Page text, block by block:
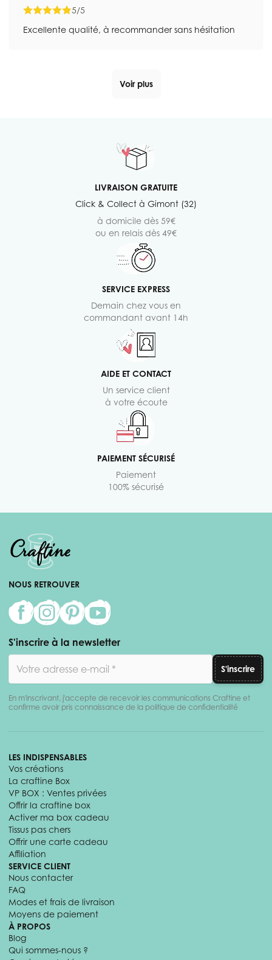
5/5
Excellente qualité, à recommander sans hésitation
Voir plus
LIVRAISON GRATUITE
Click & Collect à Gimont (32)
à domicile dès 59€
ou en relais dès 49€
SERVICE EXPRESS
Demain chez vous en
commandant avant 14h
AIDE ET CONTACT
Un service client
à votre écoute
PAIEMENT SÉCURISÉ
Paiement
100% sécurisé
NOUS RETROUVER
S'inscrire à la newsletter
S'inscrire
En m'inscrivant, j'accepte de recevoir les communications Craftine et
confirme avoir pris connaissance de la politique de confidentialité
LES INDISPENSABLES
Vos créations
La craftine Box
VP BOX : Ventes privées
Offrir la craftine box
Activer ma box cadeau
Tissus pas chers
Offrir une carte cadeau
Affiliation
SERVICE CLIENT
Nous contacter
FAQ
Modes et frais de livraison
Moyens de paiement
À PROPOS
Blog
Qui sommes-nous ?